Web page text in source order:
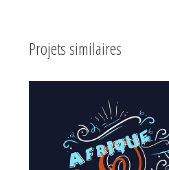
Projets similaires